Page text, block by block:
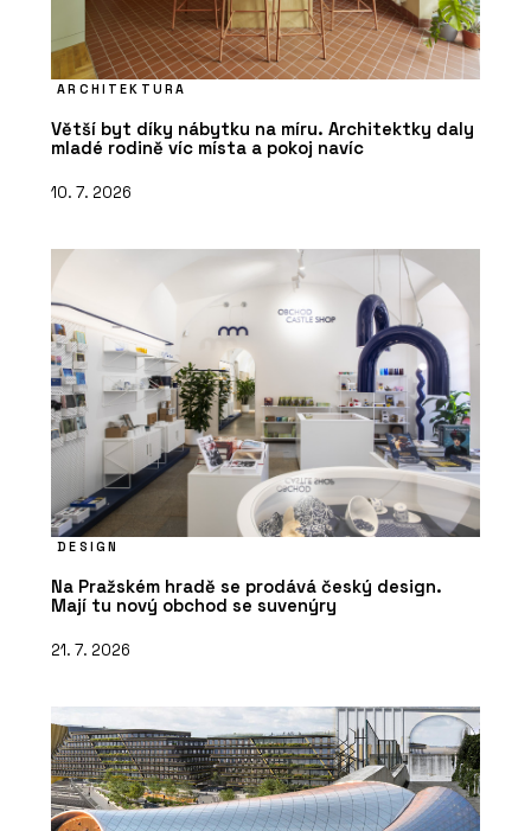
ARCHITEKTURA
Větší byt díky nábytku na míru. Architektky daly
mladé rodině víc místa a pokoj navíc
10. 7. 2026
DESIGN
Na Pražském hradě se prodává český design.
Mají tu nový obchod se suvenýry
21. 7. 2026